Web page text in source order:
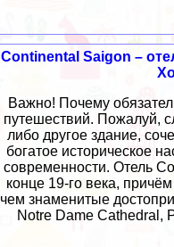
Continental Saigon –
Важно! Почему
путешествий. Пожалуй,
либо другое здание,
богатое историческое
современности. Отель
конце 19-го века,
чем знаменитые
Notre Dame Cathedral,